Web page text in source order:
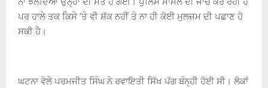
ਪਰ ਹਾਲੇ ਤਕ ਕਿਸੇ ‘ਤੇ ਵੀ ਸ਼ੱਕ ਨਹੀਂ ਤੇ ਨਾ ਹੀ ਕੋਈ ਮੁਲਜ਼ਮ ਦੀ ਪਛਾਣ ਹੋ
ਸਕੀ ਹੈ।
ਘਟਨਾ ਵੇਲੇ ਪਰਮਜੀਤ ਸਿੰਘ ਨੇ ਰਵਾਇਤੀ ਸਿੱਖ ਪੱਗ ਬੰਨ੍ਹੀ ਹੋਈ ਸੀ। ਲੋਕਾਂ